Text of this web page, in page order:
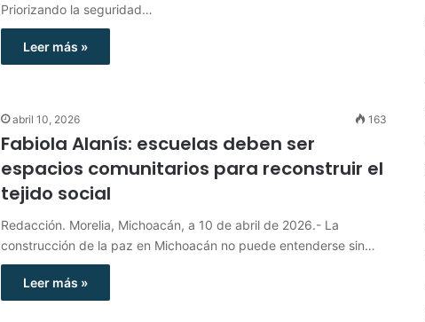
Priorizando la seguridad…
Leer más »
abril 10, 2026 163
Fabiola Alanís: escuelas deben ser
espacios comunitarios para reconstruir el
tejido social
Redacción. Morelia, Michoacán, a 10 de abril de 2026.- La
construcción de la paz en Michoacán no puede entenderse sin…
Leer más »